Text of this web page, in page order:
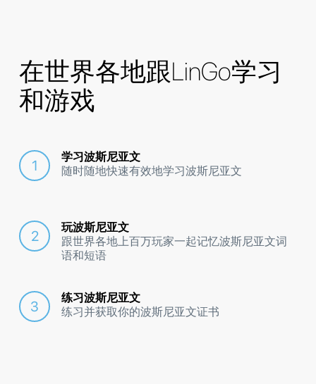
在世界各地跟LinGo学习
和游戏
学习波斯尼亚文
随时随地快速有效地学习波斯尼亚文
玩波斯尼亚文
跟世界各地上百万玩家一起记忆波斯尼亚文词
语和短语
练习波斯尼亚文
练习并获取你的波斯尼亚文证书